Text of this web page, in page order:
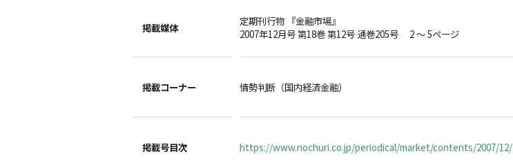
掲載媒体
定期刊行物 『金融市場』
2007年12月号 第18巻 第12号 通巻205号 2 ～ 5ページ
掲載コーナー 情勢判断（国内経済金融）
掲載号目次 https://www.nochuri.co.jp/periodical/market/contents/2007/12/